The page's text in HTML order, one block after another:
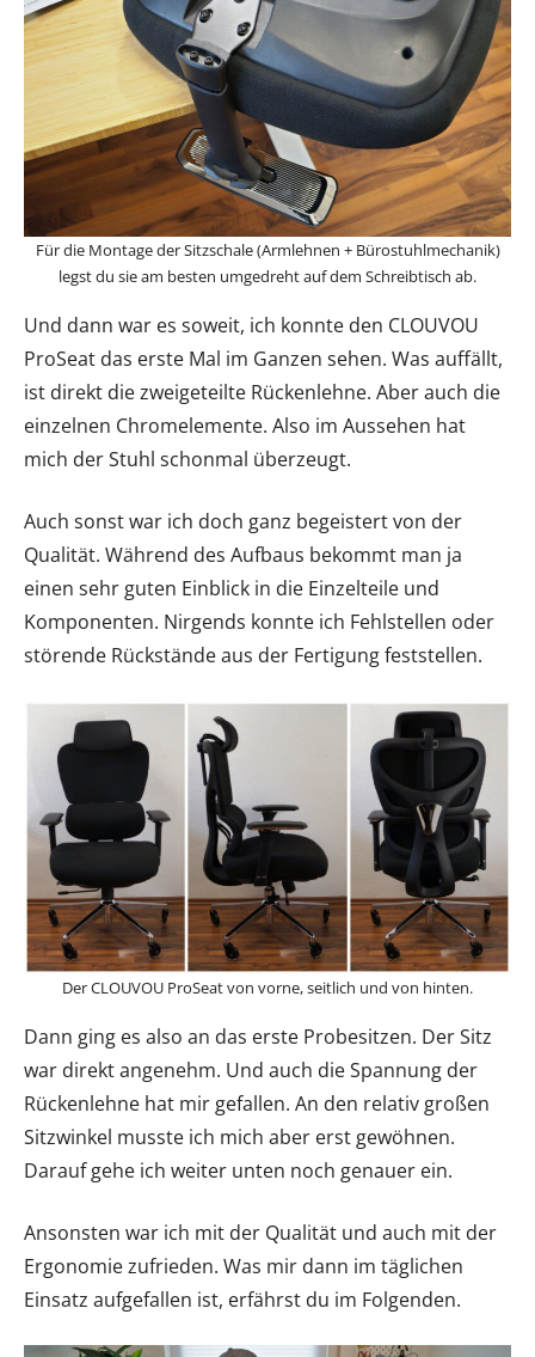
Für die Montage der Sitzschale (Armlehnen + Bürostuhlmechanik)
legst du sie am besten umgedreht auf dem Schreibtisch ab.
Und dann war es soweit, ich konnte den CLOUVOU
ProSeat das erste Mal im Ganzen sehen. Was auffällt,
ist direkt die zweigeteilte Rückenlehne. Aber auch die
einzelnen Chromelemente. Also im Aussehen hat
mich der Stuhl schonmal überzeugt.
Auch sonst war ich doch ganz begeistert von der
Qualität. Während des Aufbaus bekommt man ja
einen sehr guten Einblick in die Einzelteile und
Komponenten. Nirgends konnte ich Fehlstellen oder
störende Rückstände aus der Fertigung feststellen.
Der CLOUVOU ProSeat von vorne, seitlich und von hinten.
Dann ging es also an das erste Probesitzen. Der Sitz
war direkt angenehm. Und auch die Spannung der
Rückenlehne hat mir gefallen. An den relativ großen
Sitzwinkel musste ich mich aber erst gewöhnen.
Darauf gehe ich weiter unten noch genauer ein.
Ansonsten war ich mit der Qualität und auch mit der
Ergonomie zufrieden. Was mir dann im täglichen
Einsatz aufgefallen ist, erfährst du im Folgenden.